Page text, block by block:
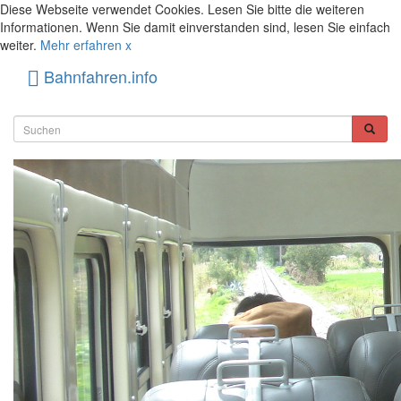
Diese Webseite verwendet Cookies. Lesen Sie bitte die weiteren
Informationen. Wenn Sie damit einverstanden sind, lesen Sie einfach
weiter. Mehr erfahren x
Bahnfahren.info